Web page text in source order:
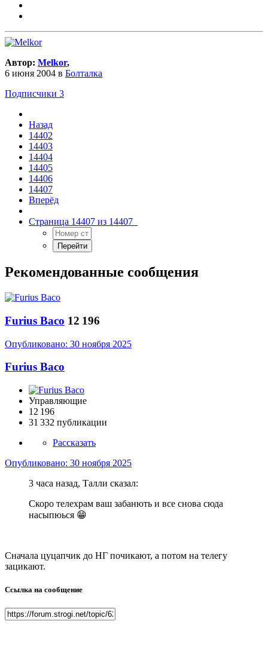
Автор: Melkor,
6 июня 2004 в Болталка
Подписчики 3
Назад
14402
14403
14404
14405
14406
14407
Вперёд
Страница 14407 из 14407
Рекомендованные сообщения
Furius Baco 12 196
Опубликовано: 30 ноября 2025
Furius Baco
Управляющие
12 196
31 332 публикации
Рассказать
Опубликовано: 30 ноября 2025
3 часа назад, ­Талли сказал:
Скоро телехрам ваш забанють и все снова сюда
насыпюься 😁
Сначала цуцапчик до НГ почикают, а потом на телегу
зацикают.
Ссылка на сообщение